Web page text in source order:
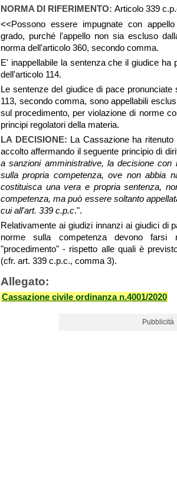
NORMA DI RIFERIMENTO: Articolo 339
<<Possono essere impugnate con
grado, purché l'appello non sia escluso
norma dell'articolo 360, secondo comma.
E' inappellabile la sentenza che il giudice ha
dell'articolo 114.
Le sentenze del giudice di pace
113, secondo comma, sono appellabili
sul procedimento, per violazione di norme
principi regolatori della materia.
LA DECISIONE: La Cassazione ha
accolto affermando il seguente principio di
a sanzioni amministrative, la decisione
sulla propria competenza, ove non abbia
costituisca una vera e propria sentenza,
competenza, ma può essere soltanto
cui all'art. 339 c.p.c.".
Relativamente ai giudizi innanzi ai giudici di
norme sulla competenza devono
"procedimento" - rispetto alle quali è
(cfr. art. 339 c.p.c., comma 3).
Allegato:
Cassazione civile ordinanza n.4001/2020
Pubblicità